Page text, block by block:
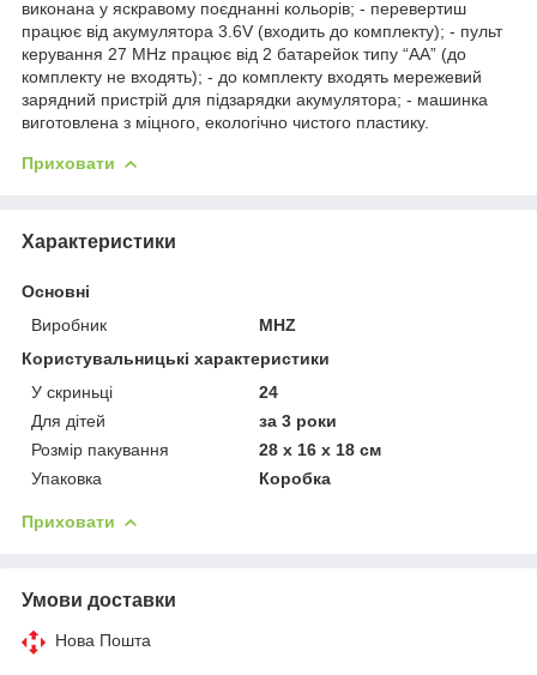
виконана у яскравому поєднанні кольорів; - перевертиш
працює від акумулятора 3.6V (входить до комплекту); - пульт
керування 27 MHz працює від 2 батарейок типу “АА” (до
комплекту не входять); - до комплекту входять мережевий
зарядний пристрій для підзарядки акумулятора; - машинка
виготовлена з міцного, екологічно чистого пластику.
Приховати
Характеристики
Основні
Виробник
MHZ
Користувальницькі характеристики
У скриньці
24
Для дітей
за 3 роки
Розмір пакування
28 х 16 х 18 см
Упаковка
Коробка
Приховати
Умови доставки
Нова Пошта